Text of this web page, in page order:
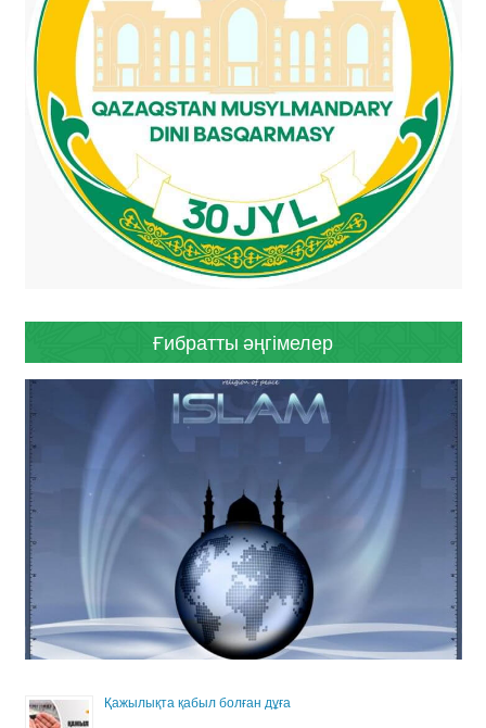
Ғибратты әңгімелер
Қажылықта қабыл болған дұға